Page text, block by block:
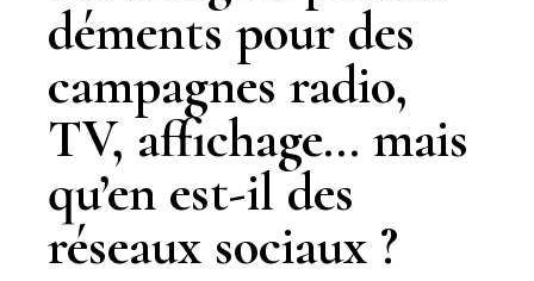
déments pour des
campagnes radio,
TV, affichage… mais
qu’en est-il des
réseaux sociaux ?